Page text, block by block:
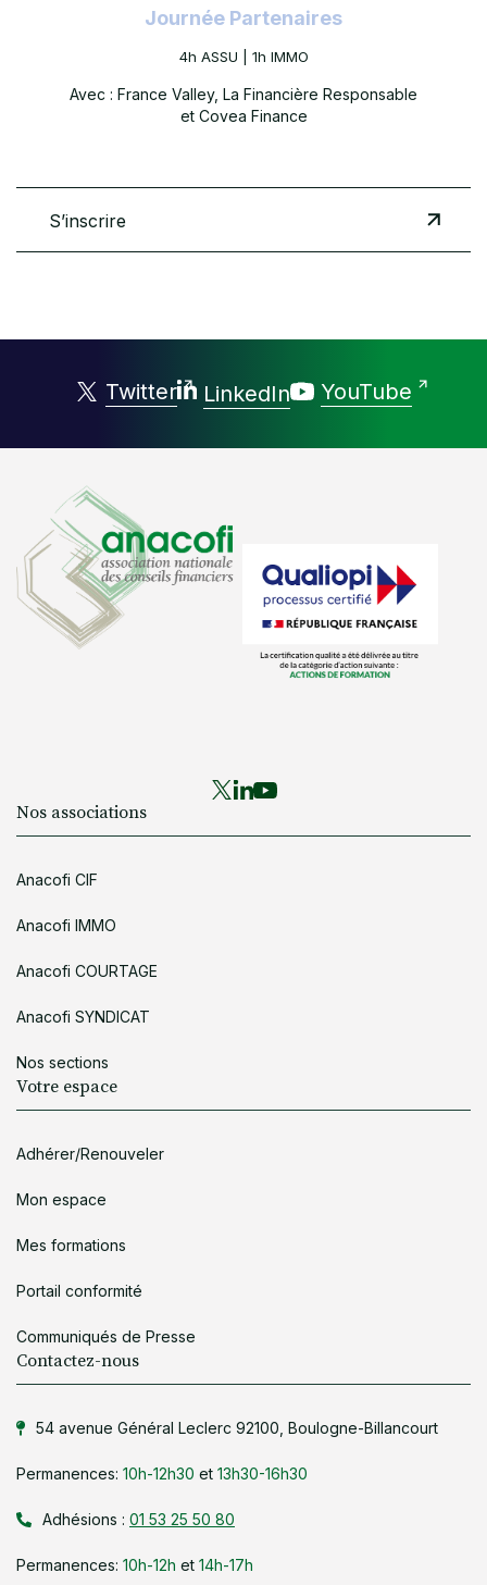
Journée Partenaires
4h ASSU | 1h IMMO
Avec : France Valley, La Financière Responsable
et Covea Finance
S’inscrire
Twitter LinkedIn YouTube
Nos associations
Anacofi CIF
Anacofi IMMO
Anacofi COURTAGE
Anacofi SYNDICAT
Nos sections
Votre espace
Adhérer/Renouveler
Mon espace
Mes formations
Portail conformité
Communiqués de Presse
Contactez-nous
54 avenue Général Leclerc 92100, Boulogne-Billancourt
Permanences: 10h-12h30 et 13h30-16h30
Adhésions : 01 53 25 50 80
Permanences: 10h-12h et 14h-17h